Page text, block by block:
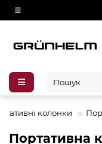
колонки
Портативна